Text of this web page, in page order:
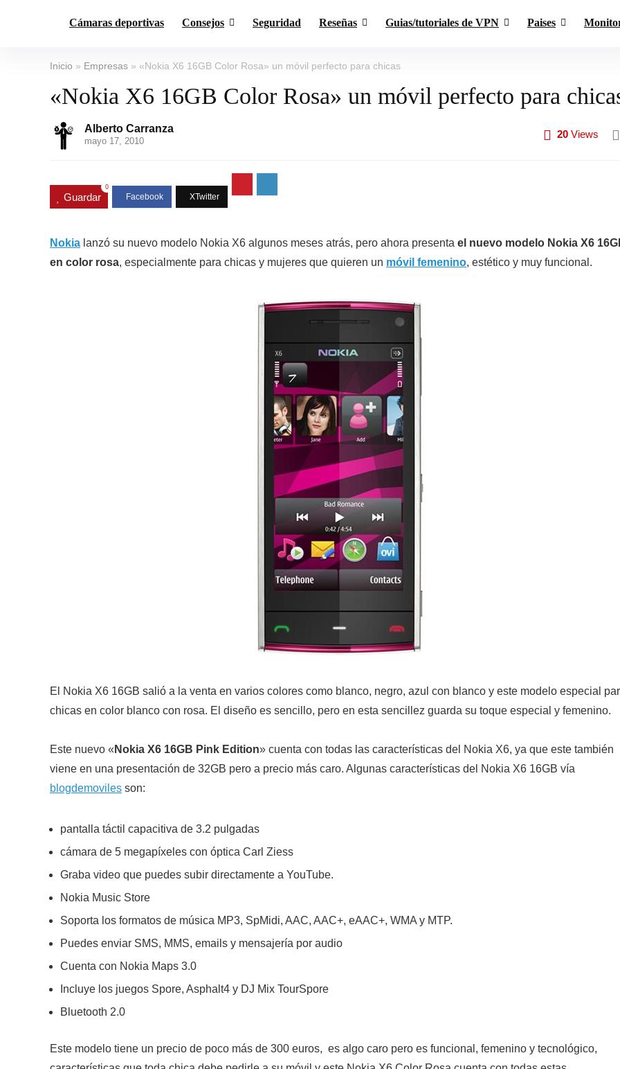
Cámaras deportivas Consejos Seguridad Reseñas Guias/tutoriales de VPN Paises
Inicio » Empresas » «Nokia X6 16GB Color Rosa» un móvil perfecto para chicas
«Nokia X6 16GB Color Rosa» un móvil perfecto para
Alberto Carranza
mayo 17, 2010
20 Views
Guardar
0
Nokia lanzó su nuevo modelo Nokia X6 algunos meses atrás, pero ahora presenta el nuevo modelo Nokia X6
en color rosa, especialmente para chicas y mujeres que quieren un móvil femenino, estético y muy funcional.
El Nokia X6 16GB salió a la venta en varios colores como blanco, negro, azul con blanco y este modelo especial
chicas en color blanco con rosa. El diseño es sencillo, pero en esta sencillez guarda su toque especial y femenino.
Este nuevo « Nokia X6 16GB Pink Edition» cuenta con todas las características del Nokia X6, ya que este también
viene en una presentación de 32GB pero a precio más caro. Algunas características del Nokia X6 16GB vía
blogdemoviles son:
pantalla táctil capacitiva de 3.2 pulgadas
cámara de 5 megapíxeles con óptica Carl Ziess
Graba video que puedes subir directamente a YouTube.
Nokia Music Store
Soporta los formatos de música MP3, SpMidi, AAC, AAC+, eAAC+, WMA y MTP.
Puedes enviar SMS, MMS, emails y mensajería por audio
Cuenta con Nokia Maps 3.0
Incluye los juegos Spore, Asphalt4 y DJ Mix TourSpore
Bluetooth 2.0
Este modelo tiene un precio de poco más de 300 euros, es algo caro pero es funcional, femenino y tecnológico,